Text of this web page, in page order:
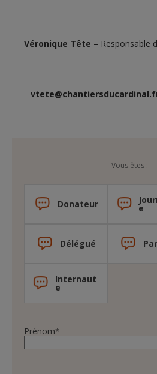
Véronique Tête – Responsable
Vous êtes :
Donateur e
Délégué
Internaut
e
Prénom*